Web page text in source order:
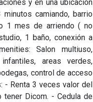
y en una ubicación
camiando, barrio
1 mes de arriendo ( no
1 baño, conexión a
Salon multiuso,
areas verdes,
control de acceso
- Renta 3 veces valor del
tener Dicom. - Cedula de